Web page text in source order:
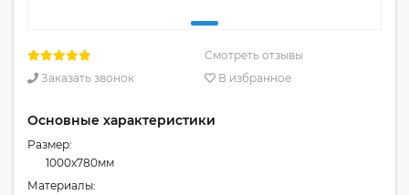
Смотреть отзывы
Заказать звонок
В избранное
Основные характеристики
Размер:
1000x780мм
Материалы: